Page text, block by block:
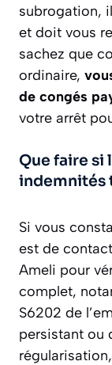
subrogation,
et doit vous
sachez que
ordinaire,
de congés
votre arrêt
Que faire si
indemnités
Si vous
est de
Ameli pour
complet,
S6202 de
persistant ou